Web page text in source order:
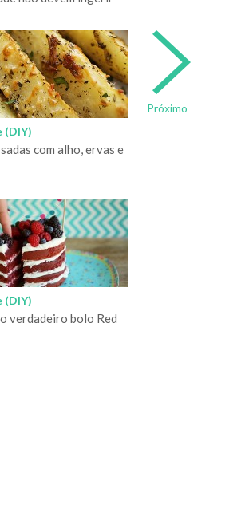
Próximo
(DIY)
com alho, ervas e
(DIY)
verdadeiro bolo Red